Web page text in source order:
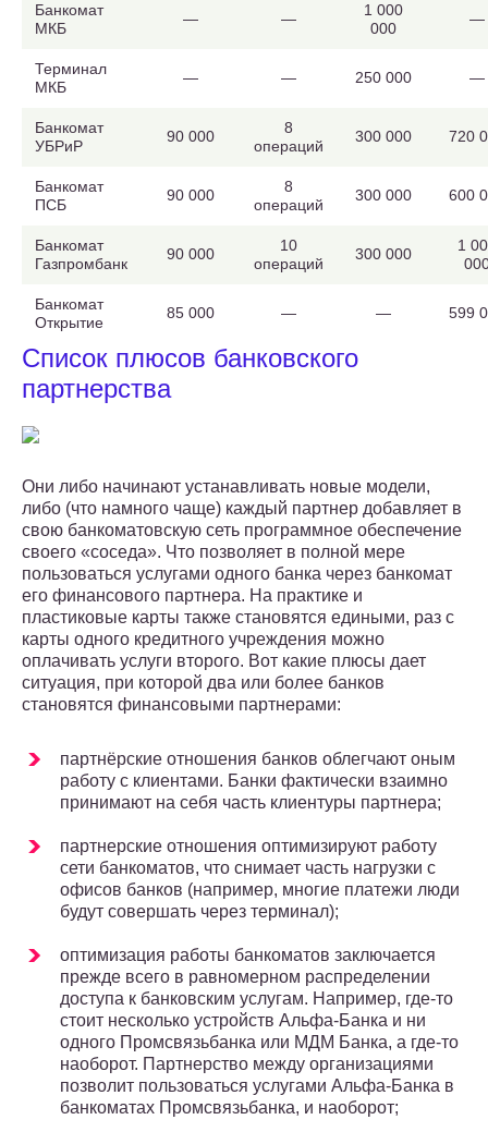
Банкомат
МКБ
— —
1 000
000
—
Терминал
МКБ
— — 250 000 —
Банкомат
УБРиР
90 000
8
операций
300 000 720
Банкомат
ПСБ
90 000
8
операций
300 000 600
Банкомат
Газпромбанк
90 000
10
операций
300 000
1
Банкомат
Открытие
85 000 — — 599
Список плюсов банковского
партнерства
Они либо начинают устанавливать новые модели,
либо (что намного чаще) каждый партнер добавляет в
свою банкоматовскую сеть программное обеспечение
своего «соседа». Что позволяет в полной мере
пользоваться услугами одного банка через банкомат
его финансового партнера. На практике и
пластиковые карты также становятся едиными, раз с
карты одного кредитного учреждения можно
оплачивать услуги второго. Вот какие плюсы дает
ситуация, при которой два или более банков
становятся финансовыми партнерами:
партнёрские отношения банков облегчают оным
работу с клиентами. Банки фактически взаимно
принимают на себя часть клиентуры партнера;
партнерские отношения оптимизируют работу
сети банкоматов, что снимает часть нагрузки с
офисов банков (например, многие платежи люди
будут совершать через терминал);
оптимизация работы банкоматов заключается
прежде всего в равномерном распределении
доступа к банковским услугам. Например, где-то
стоит несколько устройств Альфа-Банка и ни
одного Промсвязьбанка или МДМ Банка, а где-то
наоборот. Партнерство между организациями
позволит пользоваться услугами Альфа-Банка в
банкоматах Промсвязьбанка, и наоборот;